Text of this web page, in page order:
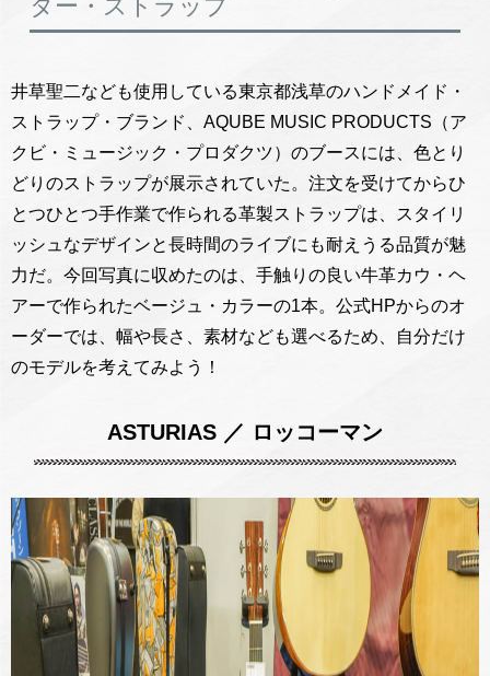
ター・ストラップ
井草聖二なども使用している東京都浅草のハンドメイド・
ストラップ・ブランド、AQUBE MUSIC PRODUCTS（ア
クビ・ミュージック・プロダクツ）のブースには、色とり
どりのストラップが展示されていた。注文を受けてからひ
とつひとつ手作業で作られる革製ストラップは、スタイリ
ッシュなデザインと長時間のライブにも耐えうる品質が魅
力だ。今回写真に収めたのは、手触りの良い牛革カウ・ヘ
アーで作られたベージュ・カラーの1本。公式HPからのオ
ーダーでは、幅や長さ、素材なども選べるため、自分だけ
のモデルを考えてみよう！
ASTURIAS ／ ロッコーマン